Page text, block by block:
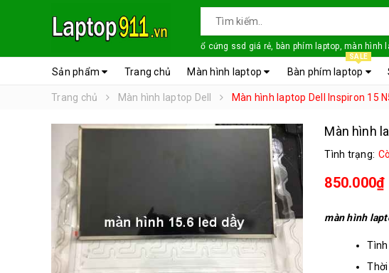
ổ cứng ssd giá rẻ, bàn phím laptop, màn hình
Sản phẩm Trang chủ Màn hình laptop Bàn phím laptop
SALE
Trang chủ Màn hình laptop Dell Màn hình laptop Dell Inspiron 15
Màn hình
Tình trạng:
850.000₫
màn hình